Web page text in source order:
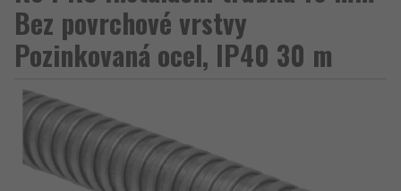
Bez povrchové vrstvy
Pozinkovaná ocel, IP40 30 m